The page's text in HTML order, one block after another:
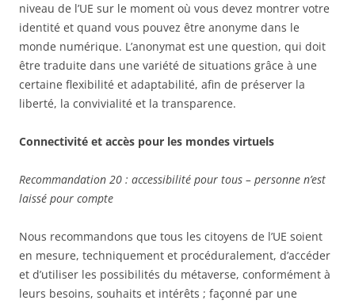
niveau de l’UE sur le moment où vous devez montrer votre
identité et quand vous pouvez être anonyme dans le
monde numérique. L’anonymat est une question, qui doit
être traduite dans une variété de situations grâce à une
certaine flexibilité et adaptabilité, afin de préserver la
liberté, la convivialité et la transparence.
Connectivité et accès pour les mondes virtuels
Recommandation 20 : accessibilité pour tous – personne n’est
laissé pour compte
Nous recommandons que tous les citoyens de l’UE soient
en mesure, techniquement et procéduralement, d’accéder
et d’utiliser les possibilités du métaverse, conformément à
leurs besoins, souhaits et intérêts ; façonné par une